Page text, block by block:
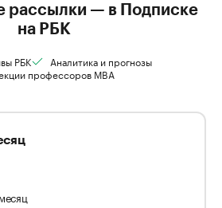
рассылки — в Подписке
на РБК
РБК
Аналитика и прогнозы
профессоров MBA